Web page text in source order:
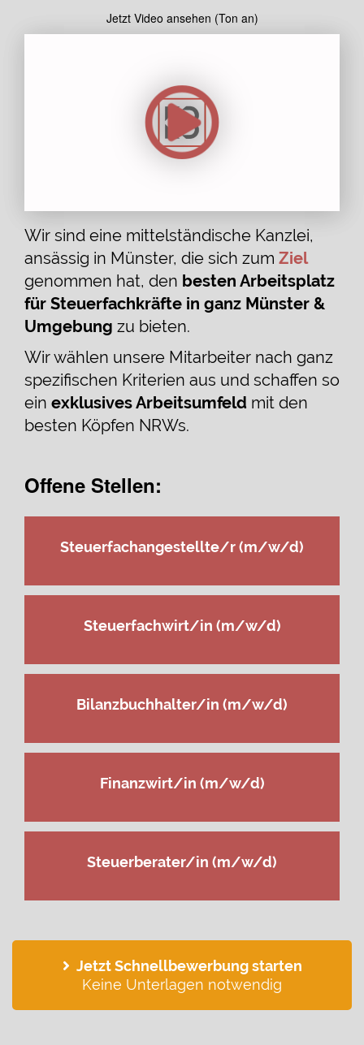
Jetzt Video ansehen (Ton an)
Wir sind eine mittelständische Kanzlei,
ansässig in Münster, die sich zum Ziel
genommen hat, den besten Arbeitsplatz
für Steuerfachkräfte in ganz Münster &
Umgebung zu bieten.
Wir wählen unsere Mitarbeiter nach ganz
spezifischen Kriterien aus und schaffen so
ein exklusives Arbeitsumfeld mit den
besten Köpfen NRWs.
Offene Stellen:
Steuerfachangestellte/r (m/w/d)
Steuerfachwirt/in (m/w/d)
Bilanzbuchhalter/in (m/w/d)
Finanzwirt/in (m/w/d)
Steuerberater/in (m/w/d)
Jetzt Schnellbewerbung starten
Keine Unterlagen notwendig